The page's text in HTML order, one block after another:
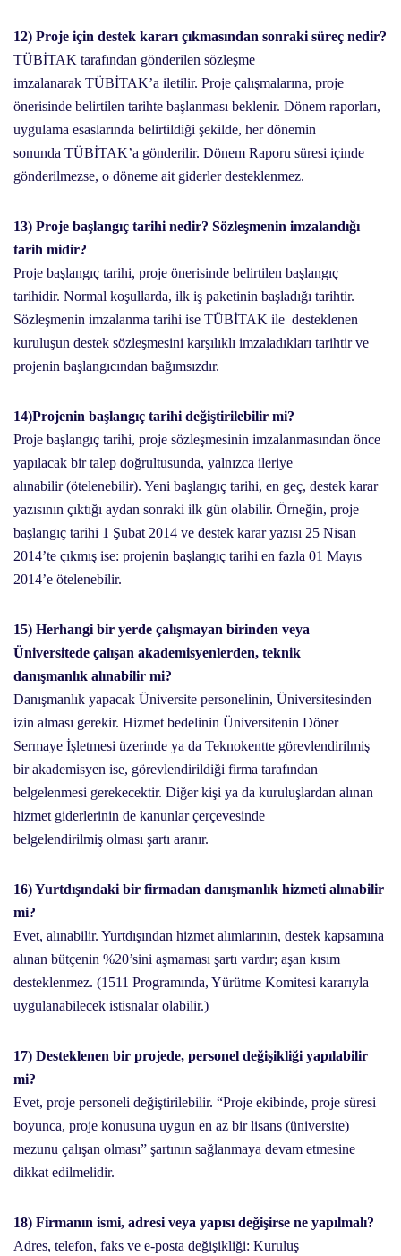
12) Proje için destek kararı çıkmasından sonraki süreç nedir?
TÜBİTAK tarafından gönderilen sözleşme
imzalanarak TÜBİTAK’a iletilir. Proje çalışmalarına, proje
önerisinde belirtilen tarihte başlanması beklenir. Dönem raporları,
uygulama esaslarında belirtildiği şekilde, her dönemin
sonunda TÜBİTAK’a gönderilir. Dönem Raporu süresi içinde
gönderilmezse, o döneme ait giderler desteklenmez.
13) Proje başlangıç tarihi nedir? Sözleşmenin imzalandığı
tarih midir?
Proje başlangıç tarihi, proje önerisinde belirtilen başlangıç
tarihidir. Normal koşullarda, ilk iş paketinin başladığı tarihtir.
Sözleşmenin imzalanma tarihi ise TÜBİTAK ile desteklenen
kuruluşun destek sözleşmesini karşılıklı imzaladıkları tarihtir ve
projenin başlangıcından bağımsızdır.
14)Projenin başlangıç tarihi değiştirilebilir mi?
Proje başlangıç tarihi, proje sözleşmesinin imzalanmasından önce
yapılacak bir talep doğrultusunda, yalnızca ileriye
alınabilir (ötelenebilir). Yeni başlangıç tarihi, en geç, destek karar
yazısının çıktığı aydan sonraki ilk gün olabilir. Örneğin, proje
başlangıç tarihi 1 Şubat 2014 ve destek karar yazısı 25 Nisan
2014’te çıkmış ise: projenin başlangıç tarihi en fazla 01 Mayıs
2014’e ötelenebilir.
15) Herhangi bir yerde çalışmayan birinden veya
Üniversitede çalışan akademisyenlerden, teknik
danışmanlık alınabilir mi?
Danışmanlık yapacak Üniversite personelinin, Üniversitesinden
izin alması gerekir. Hizmet bedelinin Üniversitenin Döner
Sermaye İşletmesi üzerinde ya da Teknokentte görevlendirilmiş
bir akademisyen ise, görevlendirildiği firma tarafından
belgelenmesi gerekecektir. Diğer kişi ya da kuruluşlardan alınan
hizmet giderlerinin de kanunlar çerçevesinde
belgelendirilmiş olması şartı aranır.
16) Yurtdışındaki bir firmadan danışmanlık hizmeti alınabilir
mi?
Evet, alınabilir. Yurtdışından hizmet alımlarının, destek kapsamına
alınan bütçenin %20’sini aşmaması şartı vardır; aşan kısım
desteklenmez. (1511 Programında, Yürütme Komitesi kararıyla
uygulanabilecek istisnalar olabilir.)
17) Desteklenen bir projede, personel değişikliği yapılabilir
mi?
Evet, proje personeli değiştirilebilir. “Proje ekibinde, proje süresi
boyunca, proje konusuna uygun en az bir lisans (üniversite)
mezunu çalışan olması” şartının sağlanmaya devam etmesine
dikkat edilmelidir.
18) Firmanın ismi, adresi veya yapısı değişirse ne yapılmalı?
Adres, telefon, faks ve e-posta değişikliği: Kuruluş